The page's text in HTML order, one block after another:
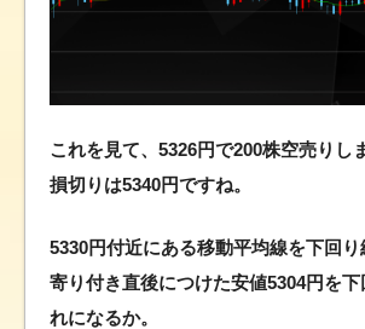
これを見て、5326円で200株空売りし
損切りは5340円ですね。
5330円付近にある移動平均線を下回り
寄り付き直後につけた安値5304円を下
れになるか。